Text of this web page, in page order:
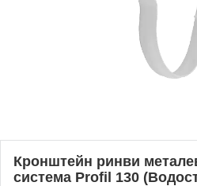
Кронштейн ринви
система Profil 130